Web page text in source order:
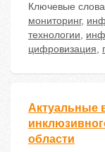
Ключевые
мониторинг,
технологии,
цифровизация,
Актуальные
области